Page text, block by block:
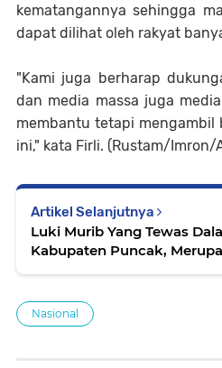
kematangannya sehingga
dapat dilihat oleh rakyat
"Kami juga berharap
dan media massa juga
membantu tetapi mengambil
ini," kata Firli. (Rustam/
Artikel Selanjutnya
Luki Murib Yang Tewas
Kabupaten Puncak,
Nasional